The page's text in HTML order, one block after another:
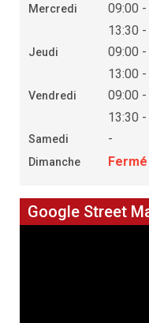
Mercredi
09:00 -
13:30
Jeudi
09:00 -
13:00
Vendredi
09:00 -
13:30
Samedi -
Dimanche
Fermé
Google Street